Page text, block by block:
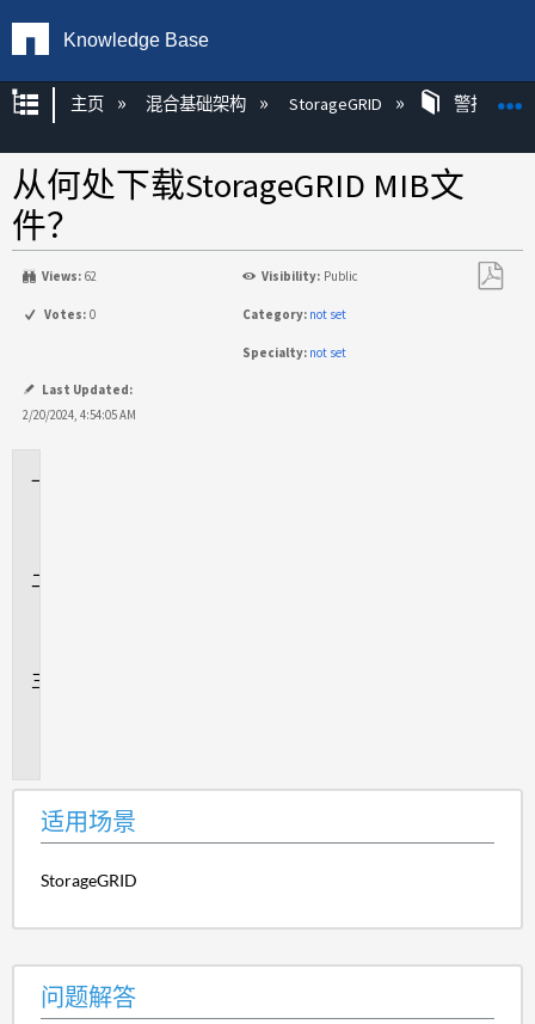
Knowledge Base
扩展/隐缩全局层次
主页 混合基础架构 StorageGRID 警报
从何处下载StorageGRID MIB文
件？
Views: 62 Visibility: Public
Votes: 0 Category: not set
Specialty: not set
Last Updated:
2/20/2024, 4:54:05 AM
适用场景
StorageGRID
问题解答